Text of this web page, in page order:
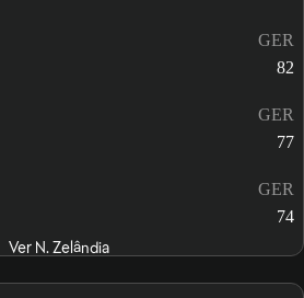
GER
82
GER
77
GER
74
Ver N. Zelândia